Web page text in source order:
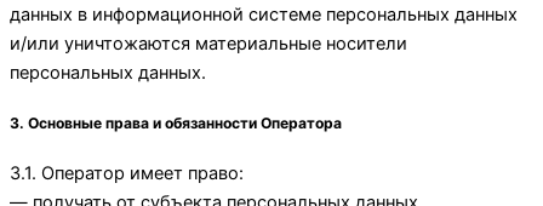
данных в информационной системе персональных данных
и/или уничтожаются материальные носители
персональных данных.
3. Основные права и обязанности Оператора
3.1. Оператор имеет право: